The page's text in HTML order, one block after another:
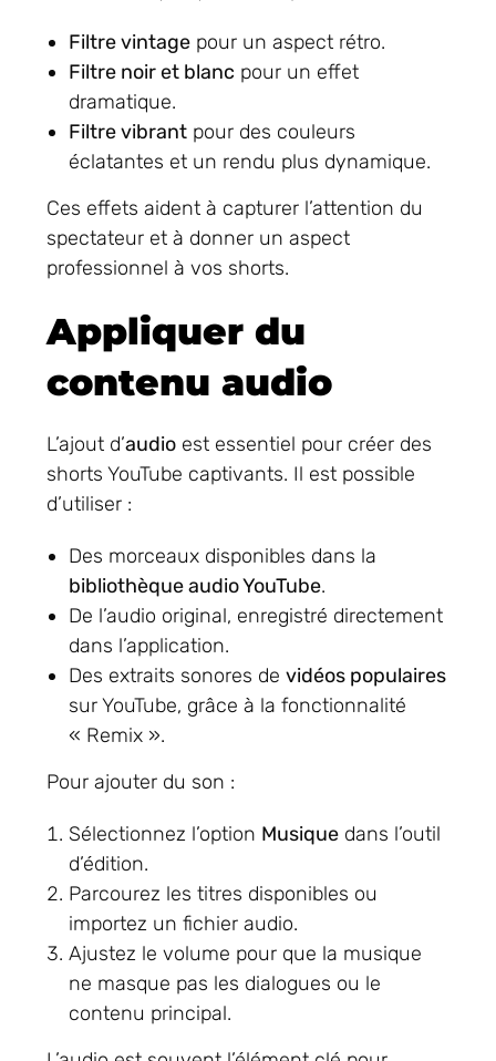
Filtre vintage pour un aspect rétro.
Filtre noir et blanc pour un effet
dramatique.
Filtre vibrant pour des couleurs
éclatantes et un rendu plus dynamique.
Ces effets aident à capturer l’attention du
spectateur et à donner un aspect
professionnel à vos shorts.
Appliquer du
contenu audio
L’ajout d’audio est essentiel pour créer des
shorts YouTube captivants. Il est possible
d’utiliser :
Des morceaux disponibles dans la
bibliothèque audio YouTube.
De l’audio original, enregistré directement
dans l’application.
Des extraits sonores devidéos populaires
sur YouTube, grâce à la fonctionnalité
« Remix ».
Pour ajouter du son :
Sélectionnez l’option Musique dans l’outil
d’édition.
Parcourez les titres disponibles ou
importez un fichier audio.
Ajustez le volume pour que la musique
ne masque pas les dialogues ou le
contenu principal.